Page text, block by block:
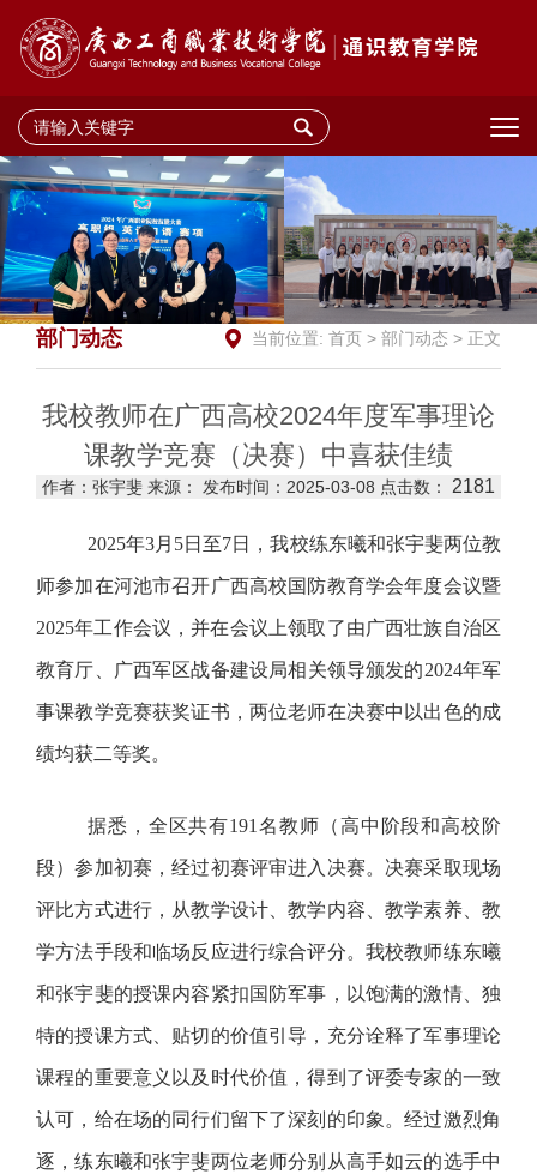
部门动态 当前位置: 首页 > 部门动态 > 正文
我校教师在广西高校2024年度军事理论
课教学竞赛（决赛）中喜获佳绩
作者：张宇斐 来源： 发布时间：2025-03-08 点击数： 2181
2025年3月5日至7日，我校练东曦和张宇斐两位教
师参加在河池市召开广西高校国防教育学会年度会议暨
2025年工作会议，并在会议上领取了由广西壮族自治区
教育厅、广西军区战备建设局相关领导颁发的2024年军
事课教学竞赛获奖证书，两位老师在决赛中以出色的成
绩均获二等奖。
据悉，全区共有191名教师（高中阶段和高校阶
段）参加初赛，经过初赛评审进入决赛。决赛采取现场
评比方式进行，从教学设计、教学内容、教学素养、教
学方法手段和临场反应进行综合评分。我校教师练东曦
和张宇斐的授课内容紧扣国防军事，以饱满的激情、独
特的授课方式、贴切的价值引导，充分诠释了军事理论
课程的重要意义以及时代价值，得到了评委专家的一致
认可，给在场的同行们留下了深刻的印象。经过激烈角
逐，练东曦和张宇斐两位老师分别从高手如云的选手中